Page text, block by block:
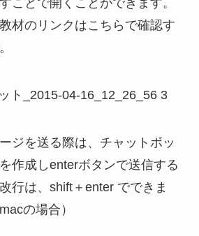
ことで開くことができます。
材のリンクはこちらで確認す
ジを送る際は、チャットボッ
作成しenterボタンで送信する
行は、shift＋enter でできま
の場合）